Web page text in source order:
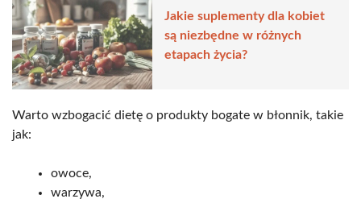
Jakie suplementy dla kobiet
są niezbędne w różnych
etapach życia?
Warto wzbogacić dietę o produkty bogate w błonnik, takie
jak:
owoce,
warzywa,